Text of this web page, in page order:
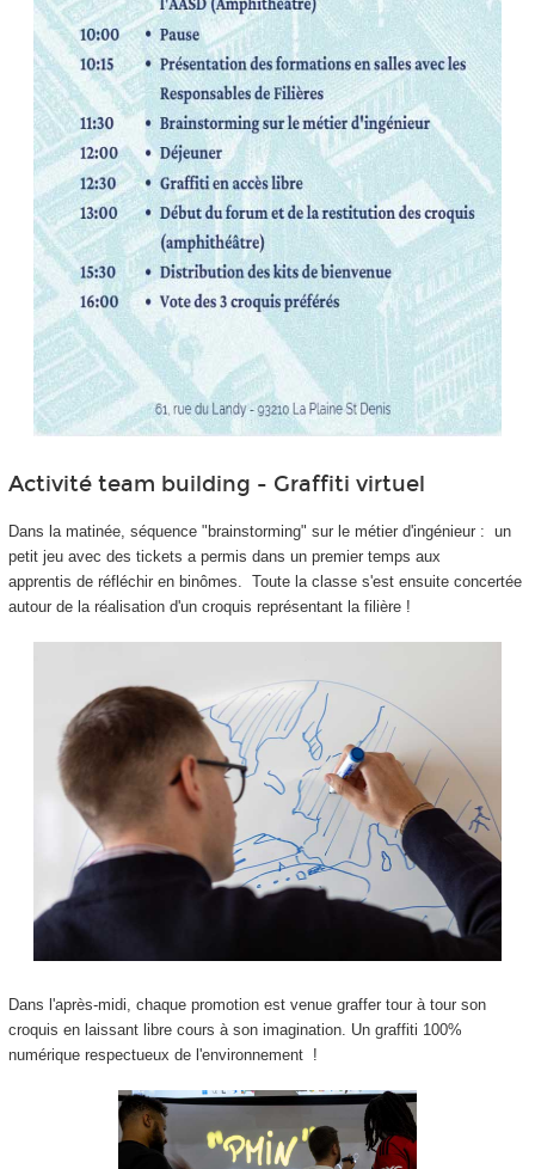
Activité team building - Graffiti virtuel
Dans la matinée, séquence "brainstorming" sur le métier d'ingénieur : un
petit jeu avec des tickets a permis dans un premier temps aux
apprentis de réfléchir en binômes. Toute la classe s'est ensuite concertée
autour de la réalisation d'un croquis représentant la filière !
Dans l'après-midi, chaque promotion est venue graffer tour à tour son
croquis en laissant libre cours à son imagination. Un graffiti 100%
numérique respectueux de l'environnement !